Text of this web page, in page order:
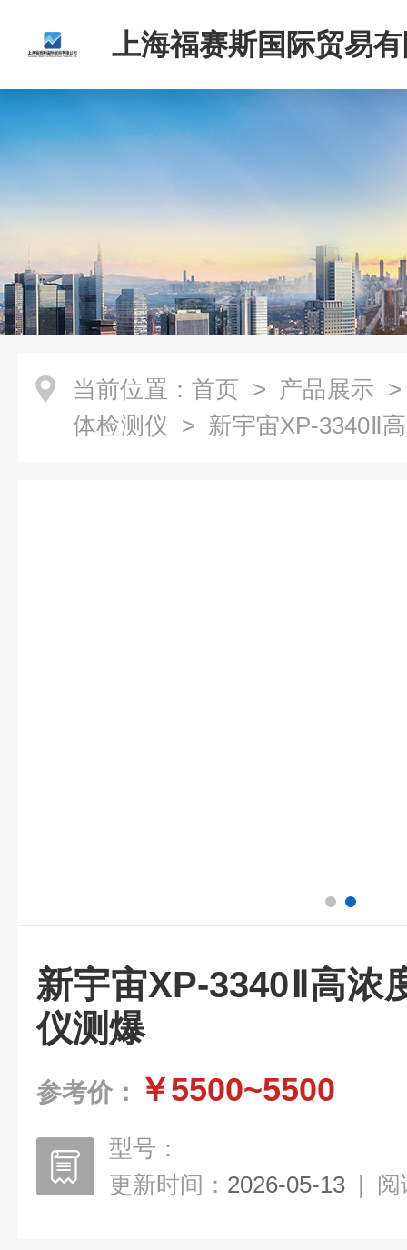
上海福赛斯国际贸易
当前位置： 首页 > 产品展示
体检测仪 > 新宇宙XP-3340Ⅱ
新宇宙XP-3340Ⅱ高浓
仪测爆
参考价： ￥5500~5500
型号：
更新时间： 2026-05-13 | 阅